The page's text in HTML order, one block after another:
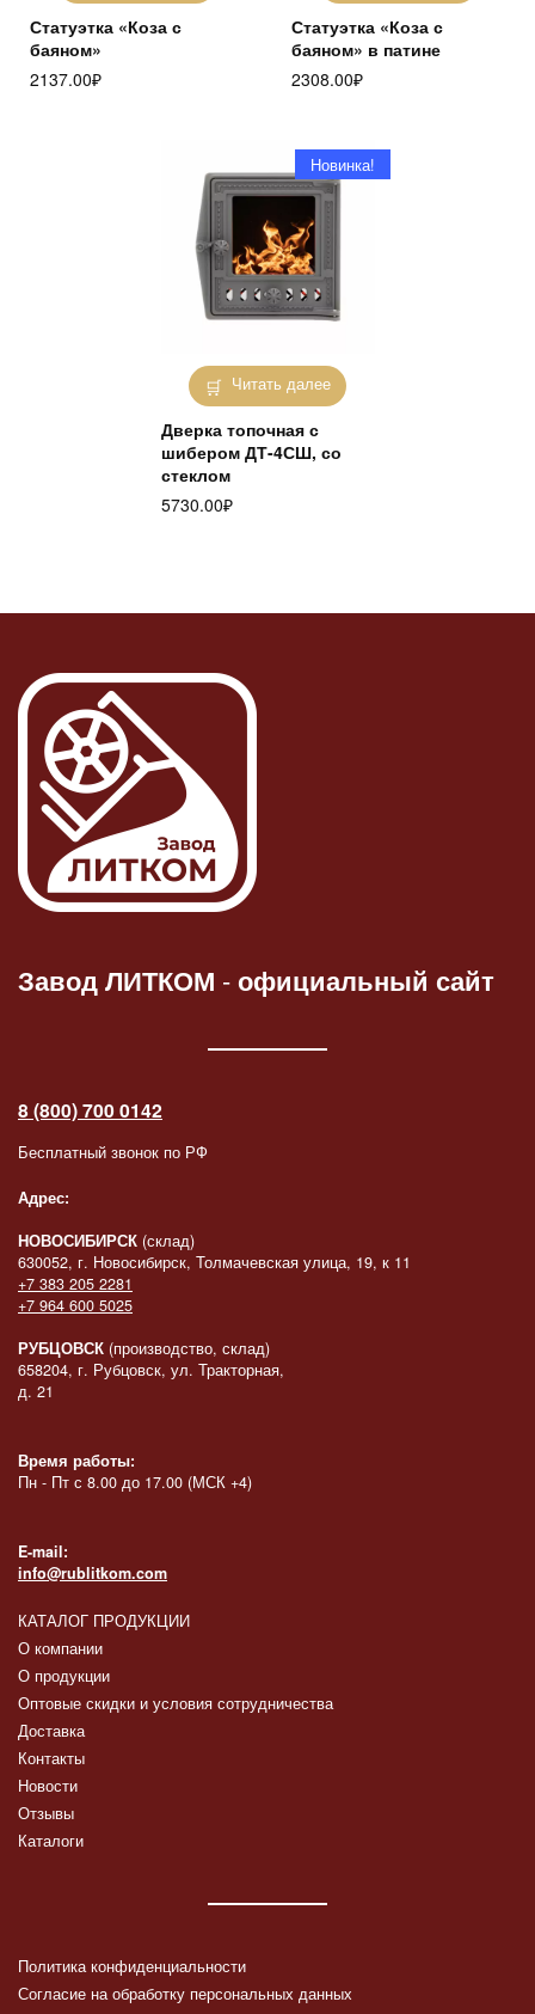
Статуэтка «Коза с
баяном»
2137.00₽
Статуэтка «Коза с
баяном» в патине
2308.00₽
Читать далее
Новинка!
Дверка топочная с
шибером ДТ-4СШ, со
стеклом
5730.00₽
Завод ЛИТКОМ -официальный сайт
8 (800) 700 0142
Бесплатный звонок по РФ
Адрес:
НОВОСИБИРСК (склад)
630052, г. Новосибирск, Толмачевская улица, 19, к 11
+7 383 205 2281
+7 964 600 5025
РУБЦОВСК (производство, склад)
658204, г. Рубцовск, ул. Тракторная,
д. 21
Время работы:
Пн - Пт с 8.00 до 17.00 (МСК +4)
E-mail:
info@rublitkom.com
КАТАЛОГ ПРОДУКЦИИ
О компании
О продукции
Оптовые скидки и условия сотрудничества
Доставка
Контакты
Новости
Отзывы
Каталоги
Политика конфиденциальности
Согласие на обработку персональных данных